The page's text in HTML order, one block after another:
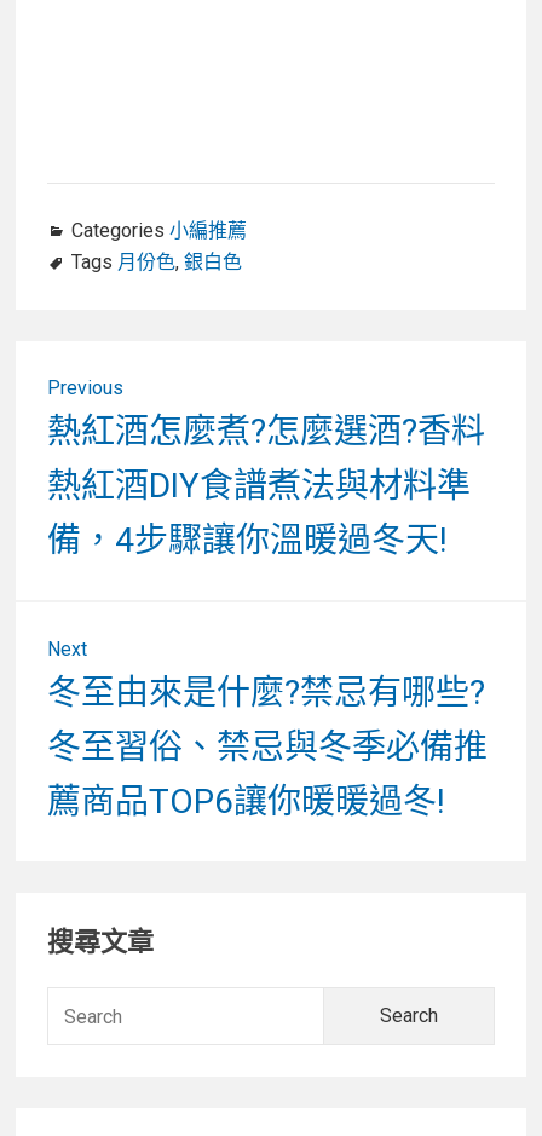
Categories 小編推薦
Tags 月份色, 銀白色
Previous
Previous
post:
熱紅酒怎麼煮?怎麼選酒?香料
熱紅酒DIY食譜煮法與材料準
備，4步驟讓你溫暖過冬天!
Next
Next
post:
冬至由來是什麼?禁忌有哪些?
冬至習俗、禁忌與冬季必備推
薦商品TOP6讓你暖暖過冬!
Primary
Sidebar
搜尋文章